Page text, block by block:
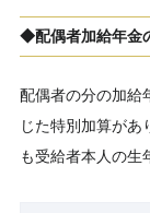
◆配偶者加給年金
配偶者の分の加給
じた特別加算が
も受給者本人の生